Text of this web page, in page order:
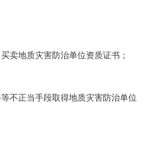
卖地质灾害防治单位资质证书；
等不正当手段取得地质灾害防治单位